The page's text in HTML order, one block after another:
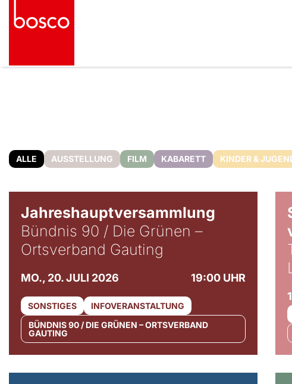
ALLE AUSSTELLUNG FILM KABARETT KINDER &
Jahreshauptversammlung
Bündnis 90 / Die Grünen –
Ortsverband Gauting
MO., 20. JULI 2026 19:00 UHR
SONSTIGES
INFOVERANSTALTUNG
BÜNDNIS 90 / DIE GRÜNEN – ORTSVERBAND
GAUTING